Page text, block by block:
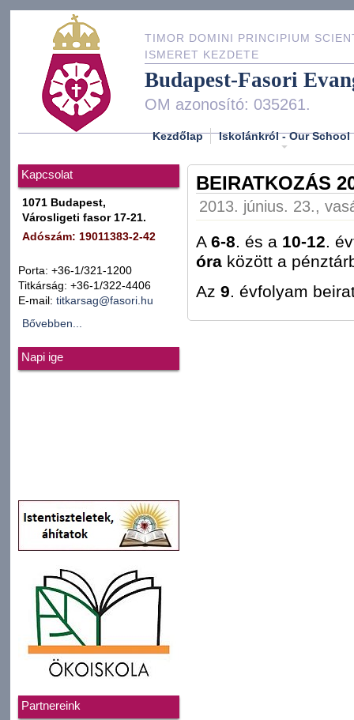
TIMOR DOMINI PRINCIPIUM
ISMERET KEZDETE
Budapest-Fasori
OM azonosító: 035261.
Kezdőlap Iskolánkról - Our School
Kapcsolat
1071 Budapest,
Városligeti fasor 17-21.
Adószám: 19011383-2-42
Porta: +36-1/321-1200
Titkárság: +36-1/322-4406
E-mail: titkarsag@fasori.hu
Bővebben...
Napi ige
Partnereink
BEIRATKOZÁS
2013. június. 23.,
A 6-8 . és a 10-12 .
óra között a
Az 9. évfolyam